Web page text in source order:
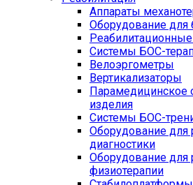
Аппараты
Оборудование для
Системы БОС-
Велоэргометры
Вертикализаторы
Парамедицинское
изделия
Системы БОС-
Оборудование для
диагностики
Оборудование для
физиотерапии